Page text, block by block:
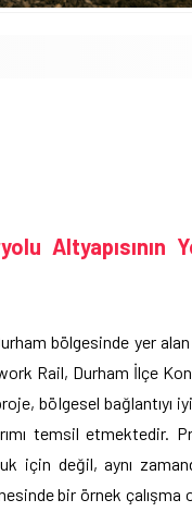
bölgesinde yer
Rail, Durham İlçe
bölgesel
temsil etmektedir.
için değil, aynı
bir örnek çalışma